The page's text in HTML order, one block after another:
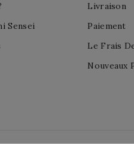
Livraison
Paiement
Le Frais
Nouveaux
Sensei